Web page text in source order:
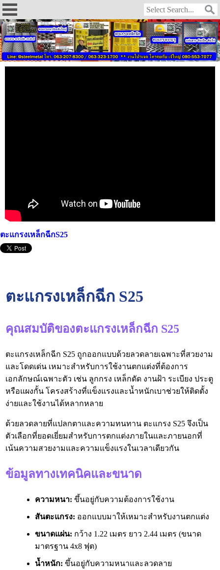
ตะแกรงเหล็กฉีกS25
ตะแกรงเหล็กฉีก S25
คุณสมบัติของตะแกรงเหล็กฉีก S25
ตะแกรงเหล็กฉีก S25 ถูกออกแบบด้วยลวดลายเฉพาะที่สวยงาม
และโดดเด่น เหมาะสำหรับการใช้งานตกแต่งที่ต้องการ
เอกลักษณ์เฉพาะตัว เช่น ลูกกรง เหล็กดัด งานฝ้า ระเบียง ประตู
หรือแผงกั้น โครงสร้างที่แข็งแรงและน้ำหนักเบาช่วยให้ติดตั้ง
ง่ายและใช้งานได้หลากหลาย
ด้วยลวดลายที่แปลกตาและความทนทาน ตะแกรง S25 จึงเป็น
ตัวเลือกที่ยอดเยี่ยมสำหรับการตกแต่งภายในและภายนอกที่
เน้นความสวยงามและความแข็งแรงในเวลาเดียวกัน
ข้อมูลทางเทคนิคและขนาด
ความหนา: ขึ้นอยู่กับความต้องการใช้งาน
สันตะแกรง: ออกแบบมาให้เหมาะสำหรับงานตกแต่ง
ขนาดแผ่น: กว้าง 1.22 เมตร ยาว 2.44 เมตร (ขนาด
มาตรฐาน 4x8 ฟุต)
น้ำหนัก: ขึ้นอยู่กับความหนาและลวดลาย